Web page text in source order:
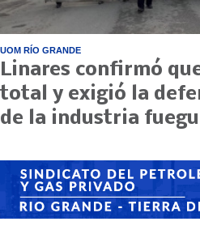
UOM RÍO GRANDE
Linares confirmó
total y exigió la
de la industria